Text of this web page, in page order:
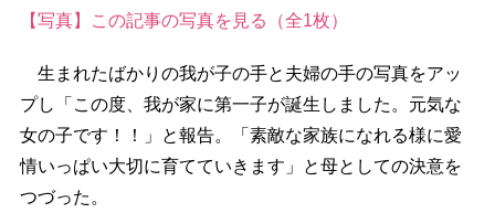
【写真】この記事の写真を見る（全1枚）
生まれたばかりの我が子の手と夫婦の手の写真をアッ
プし「この度、我が家に第一子が誕生しました。元気な
女の子です！！」と報告。「素敵な家族になれる様に愛
情いっぱい大切に育てていきます」と母としての決意を
つづった。